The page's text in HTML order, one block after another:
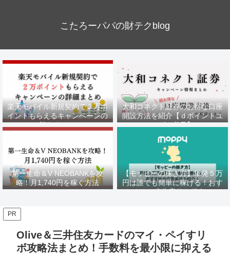
こたろーパパの財テクblog
楽天モバイル新規契約で２万ポ
イントもらえるキャンペーンの
詳細まとめ
大和コネクト証券のお得な口座
開設方法を紹介【ｄポイントユ
ーザー必見】
第一生命＆V NEOBANKを攻
略！月1,740円を稼ぐ方法
【モッピーの稼ぎ方】単発５万
円は誰でも簡単に稼げる！おす
すめの広告案件を紹介！
PR
Olive＆三井住友カードのマイ・ペイすリ
ボ攻略法まとめ！手数料を最小限に抑える